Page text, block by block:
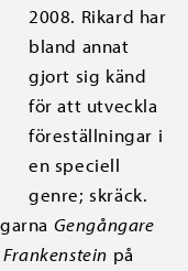
2008. Rikard har
bland annat
gjort sig känd
för att utveckla
föreställningar i
en speciell
genre; skräck.
Gengångare
Frankenstein på